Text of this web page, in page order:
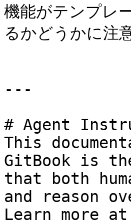
機能がテンプレ
るかどうかに注
---
# Agent
This
GitBook is
that both
and reason
Learn more